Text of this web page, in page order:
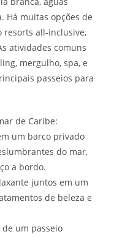
Há muitas opções de
resorts all-inclusive,
atividades comuns
mergulho, spa, e
passeios para
de Caribe:
um barco privado
do mar,
a bordo.
juntos em um
de beleza e
um passeio